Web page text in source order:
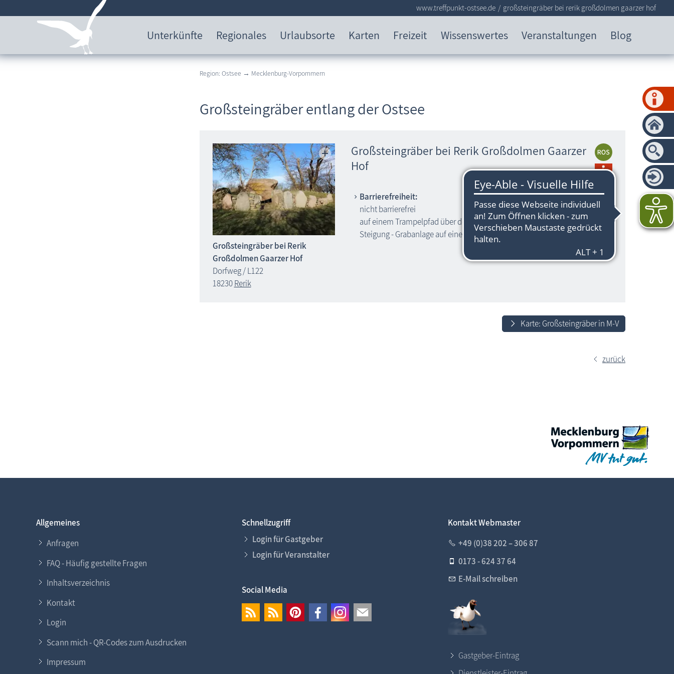
Unterkünfte Regionales Urlaubsorte Karten Freizeit Wissenswertes Veranstaltungen Blog
www.treffpunkt-ostsee.de großsteingräber bei rerik großdolmen gaarzer hof
Region: Ostsee → Mecklenburg-Vorpommern
Großsteingräber entlang der Ostsee
Großsteingräber bei Rerik
Großdolmen Gaarzer Hof
Dorfweg / L122
18230Rerik
Großsteingräber bei Rerik Großdolmen Gaarzer
Hof
Barrierefreiheit:
nicht barrierefrei
auf einem Trampelpfad über den Acker erreichbar
Steigung - Grabanlage auf einem kleinen, bewachsenen Hügel
Karte: Großsteingräber in M-V
zurück
Allgemeines
Anfragen
FAQ - Häufig gestellte Fragen
Inhaltsverzeichnis
Kontakt
Login
Scann mich - QR-Codes zum Ausdrucken
Impressum
Schnellzugriff
Login für Gastgeber
Login für Veranstalter
Social Media
Kontakt Webmaster
+49 (0)38 202 – 306 87
0173 - 624 37 64
E-Mail schreiben
Gastgeber-Eintrag